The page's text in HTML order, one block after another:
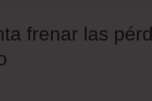
frenar las